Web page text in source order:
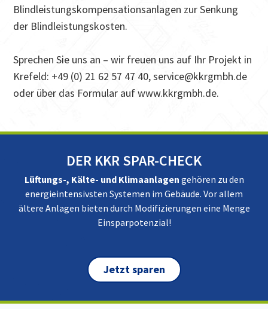
Blindleistungskompensationsanlagen zur Senkung
der Blindleistungskosten.
Sprechen Sie uns an – wir freuen uns auf Ihr Projekt in
Krefeld: +49 (0) 21 62 57 47 40, service@kkrgmbh.de
oder über das Formular auf www.kkrgmbh.de.
DER KKR SPAR-CHECK
Lüftungs-, Kälte- und Klimaanlagen gehören zu den
energieintensivsten Systemen im Gebäude. Vor allem
ältere Anlagen bieten durch Modifizierungen eine Menge
Einsparpotenzial!
Jetzt sparen